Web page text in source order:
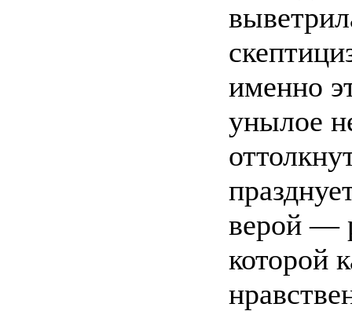
именно
унылое
верой —
которой